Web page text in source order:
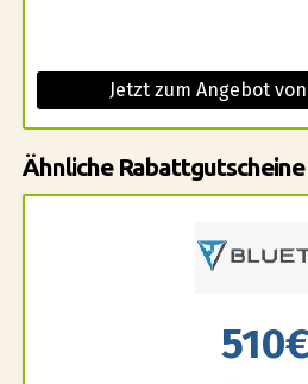
Jetzt zum Angebot
Ähnliche Rabattgutscheine
510€